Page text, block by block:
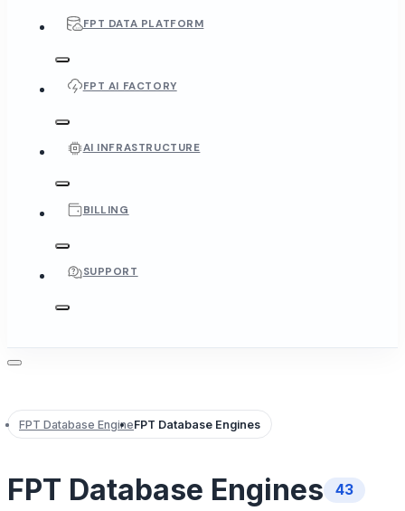
FPT DATA PLATFORM
FPT AI FACTORY
AI INFRASTRUCTURE
BILLING
SUPPORT
FPT Database EngineFPT Database Engines
FPT Database Engines 43